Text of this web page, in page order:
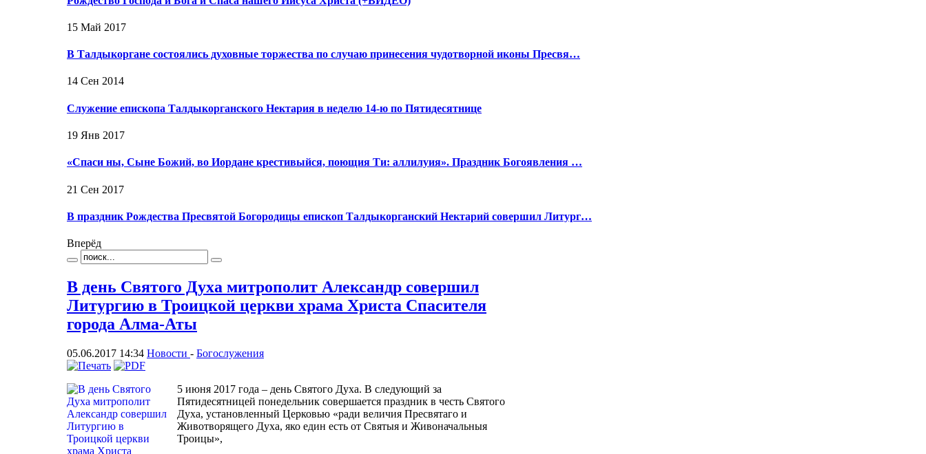
15 Май 2017
В Талдыкоргане состоялись духовные торжества по случаю принесения чудотворной иконы Пресвя…
14 Сен 2014
Служение епископа Талдыкорганского Нектария в неделю 14-ю по Пятидесятнице
19 Янв 2017
«Спаси ны, Сыне Божий, во Иордане крестивыйся, поющия Ти: аллилуия». Праздник Богоявления …
21 Сен 2017
В праздник Рождества Пресвятой Богородицы епископ Талдыкорганский Нектарий совершил Литург…
Вперёд
В день Святого Духа митрополит Александр совершил
Литургию в Троицкой церкви храма Христа Спасителя
города Алма-Аты
05.06.2017 14:34 Новости - Богослужения
5 июня 2017 года – день Святого Духа. В следующий за
Пятидесятницей понедельник совершается праздник в честь Святого
Духа, установленный Церковью «ради величия Пресвятаго и
Животворящего Духа, яко един есть от Святыя и Живоначальныя
Троицы»,